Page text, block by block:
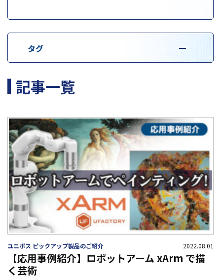
タグ
記事一覧
ユニポス ピックアップ製品のご紹介 2022.08.01
【応用事例紹介】ロボットアーム xArm で描
く芸術